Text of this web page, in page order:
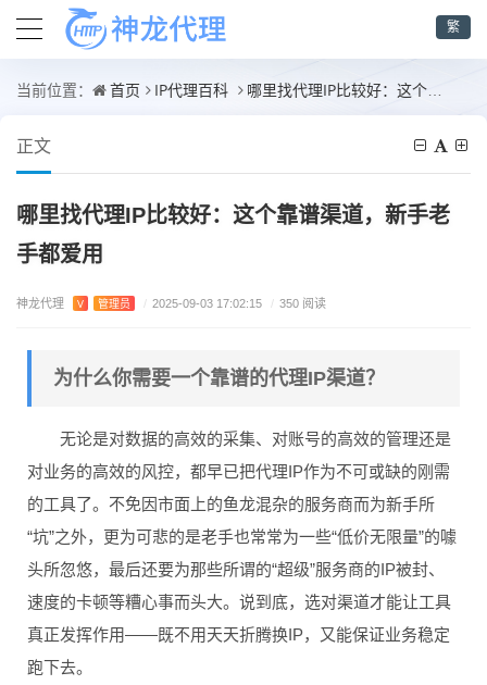
繁
当前位置： 首页 IP代理百科 哪里找代理IP比较好：这个靠谱渠道，新手老手都爱用
正文
哪里找代理IP比较好：这个靠谱渠道，新手老
手都爱用
神龙代理 V 管理员 / 2025-09-03 17:02:15 / 350 阅读
为什么你需要一个靠谱的代理IP渠道？
无论是对数据的高效的采集、对账号的高效的管理还是
对业务的高效的风控，都早已把代理IP作为不可或缺的刚需
的工具了。不免因市面上的鱼龙混杂的服务商而为新手所
“坑”之外，更为可悲的是老手也常常为一些“低价无限量”的噱
头所忽悠，最后还要为那些所谓的“超级”服务商的IP被封、
速度的卡顿等糟心事而头大。说到底，选对渠道才能让工具
真正发挥作用——既不用天天折腾换IP，又能保证业务稳定
跑下去。